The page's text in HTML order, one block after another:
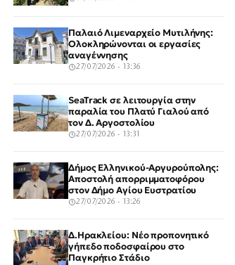
Παλαιό Λιμεναρχείο Μυτιλήνης:
Ολοκληρώνονται οι εργασίες
αναγέννησης
27/07/2026 - 13:36
SeaTrack σε λειτουργία στην
παραλία του Πλατύ Γιαλού από
τον Δ. Αργοστολίου
27/07/2026 - 13:31
Δήμος Ελληνικού-Αργυρούπολης:
Αποστολή απορριμματοφόρου
στον Δήμο Αγίου Ευστρατίου
27/07/2026 - 13:26
Δ.Ηρακλείου: Νέο προπονητικό
γήπεδο ποδοσφαίρου στο
Παγκρήτιο Στάδιο